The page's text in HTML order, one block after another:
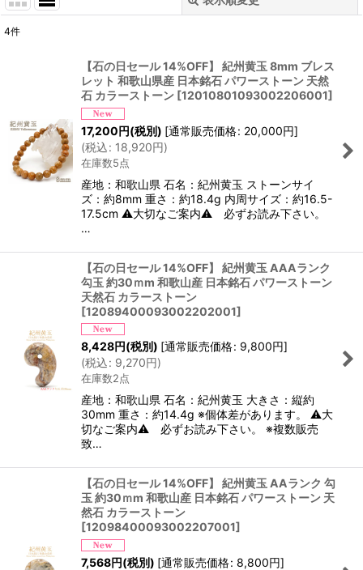
絞り込む
4件
【石の日セール 14%OFF】 紀州黄玉 8mm ブレス
レット 和歌山県産 日本銘石 パワーストーン 天然
石 カラーストーン [12010801093002206001]
17,200円(税別) [通常販売価格: 20,000円]
(税込: 18,920円)
在庫数5点
産地：和歌山県 石名：紀州黄玉 ストーンサイ
ズ：約8mm 重さ：約18.4g 内周サイズ：約16.5-
17.5cm ⚠大切なご案内⚠ 必ずお読み下さい。
…
【石の日セール 14%OFF】 紀州黄玉 AAAランク
勾玉 約30ｍm 和歌山産 日本銘石 パワーストーン
天然石 カラーストーン
[12089400093002202001]
8,428円(税別) [通常販売価格: 9,800円]
(税込: 9,270円)
在庫数2点
産地：和歌山県 石名：紀州黄玉 大きさ：縦約
30mm 重さ：約14.4g ※個体差があります。 ⚠大
切なご案内⚠ 必ずお読み下さい。 ※複数販売
致…
【石の日セール 14%OFF】 紀州黄玉 AAランク 勾
玉 約30ｍm 和歌山産 日本銘石 パワーストーン 天
然石 カラーストーン
[12098400093002207001]
7,568円(税別) [通常販売価格: 8,800円]